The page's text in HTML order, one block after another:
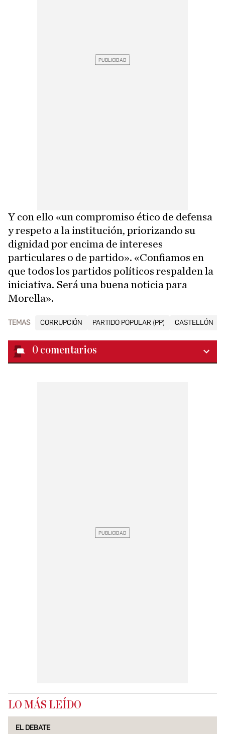
Y con ello «un compromiso ético de defensa
y respeto a la institución, priorizando su
dignidad por encima de intereses
particulares o de partido». «Confiamos en
que todos los partidos políticos respalden la
iniciativa. Será una buena noticia para
Morella».
TEMAS CORRUPCIÓN PARTIDO POPULAR (PP) CASTELLÓN
0 comentarios
LO MÁS LEÍDO
EL DEBATE